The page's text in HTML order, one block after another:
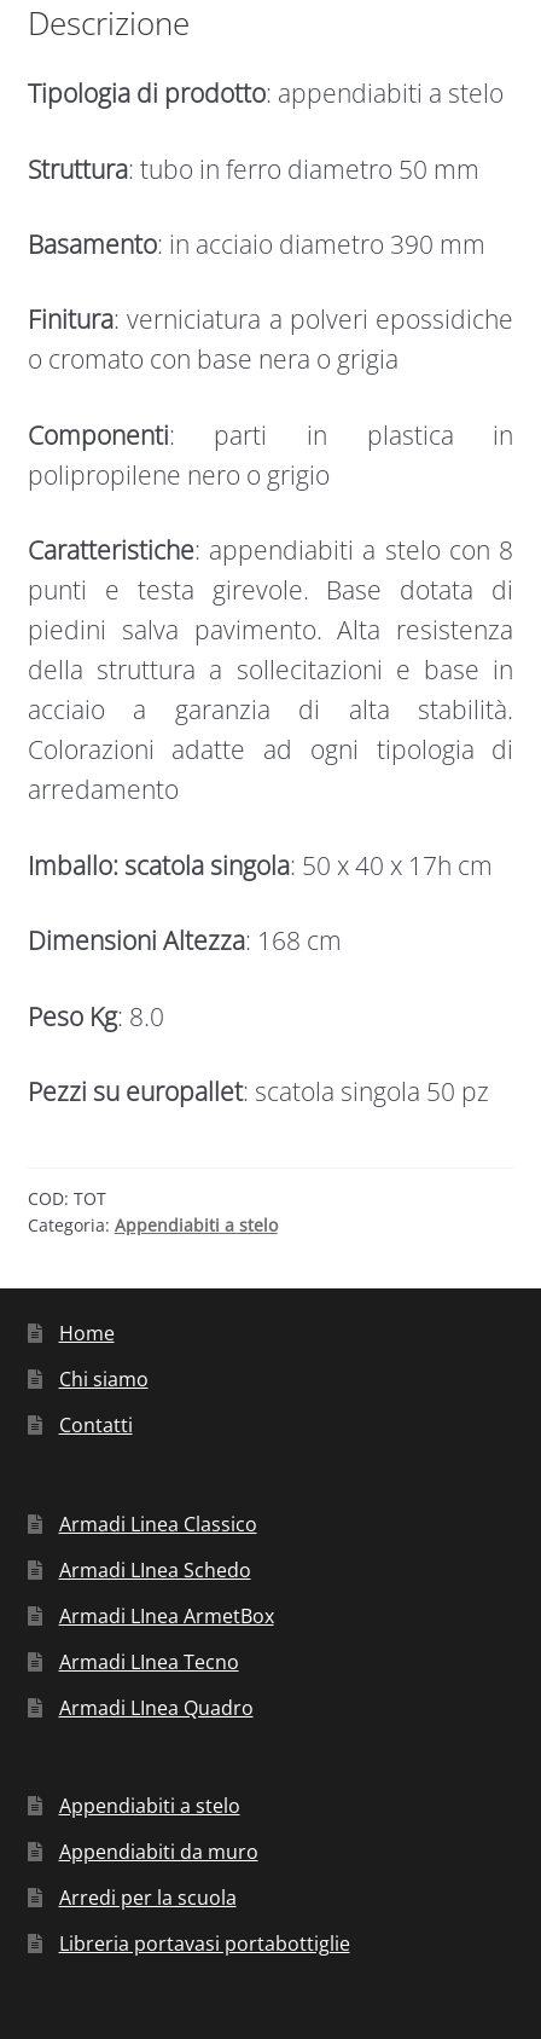
Descrizione
Tipologia di prodotto: appendiabiti a stelo
Struttura: tubo in ferro diametro 50 mm
Basamento: in acciaio diametro 390 mm
Finitura: verniciatura a polveri epossidiche
o cromato con base nera o grigia
Componenti: parti in plastica in
polipropilene nero o grigio
Caratteristiche: appendiabiti a stelo con 8
punti e testa girevole. Base dotata di
piedini salva pavimento. Alta resistenza
della struttura a sollecitazioni e base in
acciaio a garanzia di alta stabilità.
Colorazioni adatte ad ogni tipologia di
arredamento
Imballo: scatola singola: 50 x 40 x 17h cm
Dimensioni Altezza: 168 cm
Peso Kg: 8.0
Pezzi su europallet: scatola singola 50 pz
COD: TOT
Categoria: Appendiabiti a stelo
Home
Chi siamo
Contatti
Armadi Linea Classico
Armadi LInea Schedo
Armadi LInea ArmetBox
Armadi LInea Tecno
Armadi LInea Quadro
Appendiabiti a stelo
Appendiabiti da muro
Arredi per la scuola
Libreria portavasi portabottiglie